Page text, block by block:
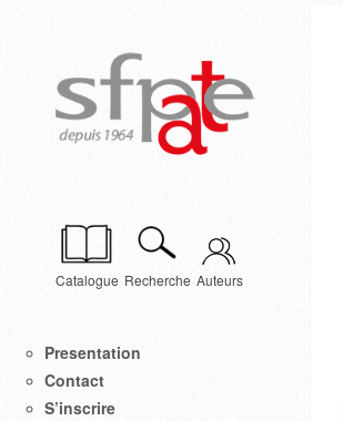
Catalogue Recherche Auteurs
Presentation
Contact
S’inscrire